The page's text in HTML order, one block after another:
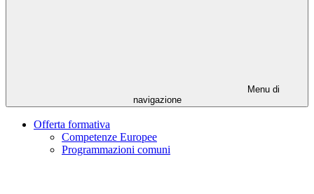
Menu di
navigazione
Offerta formativa
Competenze Europee
Programmazioni comuni